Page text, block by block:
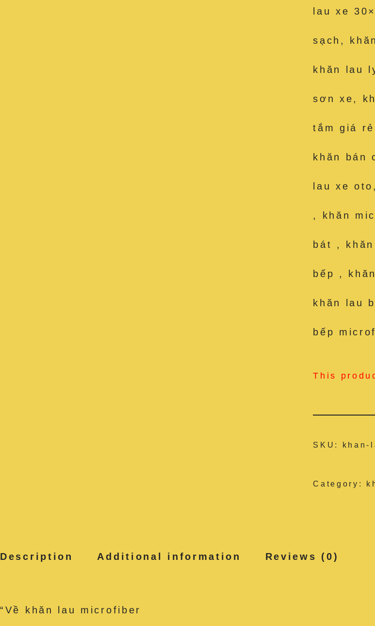
lau xe
sạch,
khăn lau
sơn xe,
tắm giá
khăn bán
lau xe
, khăn
bát ,
bếp ,
khăn lau
bếp
This
SKU: khan-
Category:
Description Additional information Reviews (0)
“Về khăn lau microfiber